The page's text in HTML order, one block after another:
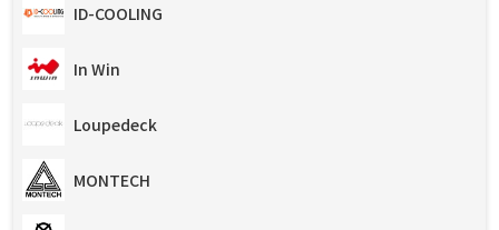
ID-COOLING
In Win
Loupedeck
MONTECH